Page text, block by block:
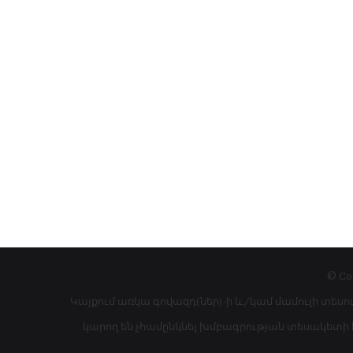
©
Կայքում առկա գովազդ(ներ)-ի և/կամ մամուլի
կարող են չհամընկնել խմբագրության